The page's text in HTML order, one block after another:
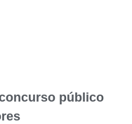
público